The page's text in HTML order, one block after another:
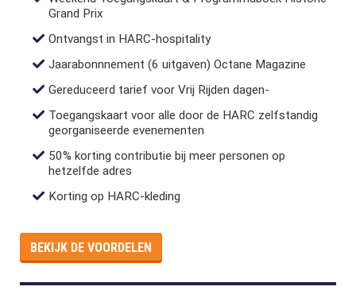
Grand Prix
Ontvangst in HARC-hospitality
Jaarabonnnement (6 uitgaven) Octane Magazine
Gereduceerd tarief voor Vrij Rijden dagen-
Toegangskaart voor alle door de HARC zelfstandig
georganiseerde evenementen
50% korting contributie bij meer personen op
hetzelfde adres
Korting op HARC-kleding
BEKIJK DE VOORDELEN